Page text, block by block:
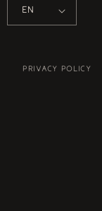
EN
Privacy policy